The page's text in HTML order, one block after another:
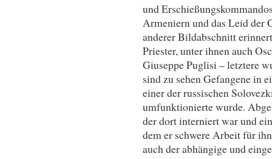
und
Armeniern und das Leid der
anderer Bildabschnitt
Priester, unter ihnen auch
Giuseppe Puglisi – letztere
sind zu sehen Gefangene in
einer der russischen
umfunktionierte wurde.
der dort interniert war und
dem er schwere Arbeit für
auch der abhängige und